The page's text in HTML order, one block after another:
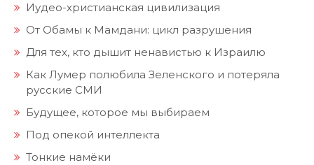
Иудео-христианская цивилизация
От Обамы к Мамдани: цикл разрушения
Для тех, кто дышит ненавистью к Израилю
Как Лумер полюбила Зеленского и потеряла
русские СМИ
Будущее, которое мы выбираем
Под опекой интеллекта
Тонкие намёки